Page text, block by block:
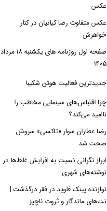
عکس
عکس متفاوت رضا کیانیان در کنار
خواهرش
صفحه اول روزنامه های یکشنبه ۱۸ مرداد
۱۴۰۵
جدیدترین فعالیت هوتن شکیبا
چرا اقتباس‌های سینمایی مخاطب را
ناامید می‌کند؟
رضا عطاران سوار «تاکسی» سروش
صحت شد
ابراز نگرانی نسبت به افزایش غلط‌ها در
نوشته‌های شهری
نوازنده پینک فلوید در فقر درگذشت |
نت‌های ماندگار و ثروت ناچیز